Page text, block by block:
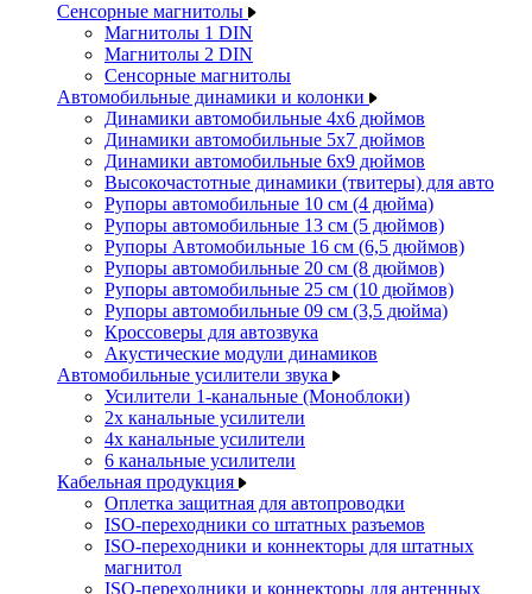
Сенсорные магнитолы
Магнитолы 1 DIN
Магнитолы 2 DIN
Сенсорные магнитолы
Автомобильные динамики и колонки
Динамики автомобильные 4x6 дюймов
Динамики автомобильные 5x7 дюймов
Динамики автомобильные 6x9 дюймов
Высокочастотные динамики (твитеры) для авто
Рупоры автомобильные 10 см (4 дюйма)
Рупоры автомобильные 13 см (5 дюймов)
Рупоры Автомобильные 16 см (6,5 дюймов)
Рупоры автомобильные 20 см (8 дюймов)
Рупоры автомобильные 25 см (10 дюймов)
Рупоры автомобильные 09 см (3,5 дюйма)
Кроссоверы для автозвука
Акустические модули динамиков
Автомобильные усилители звука
Усилители 1-канальные (Моноблоки)
2х канальные усилители
4х канальные усилители
6 канальные усилители
Кабельная продукция
Оплетка защитная для автопроводки
ISO-переходники со штатных разъемов
ISO-переходники и коннекторы для штатных
магнитол
ISO-переходники и коннекторы для антенных